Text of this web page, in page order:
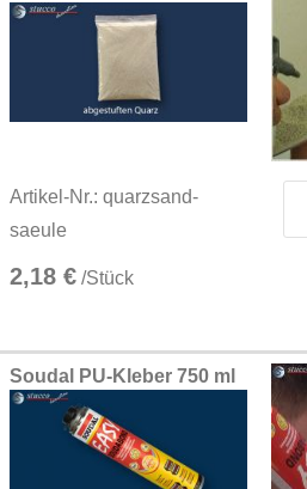
Artikel-Nr.: quarzsand-
saeule
2,18 € /Stück
Soudal PU-Kleber 750 ml